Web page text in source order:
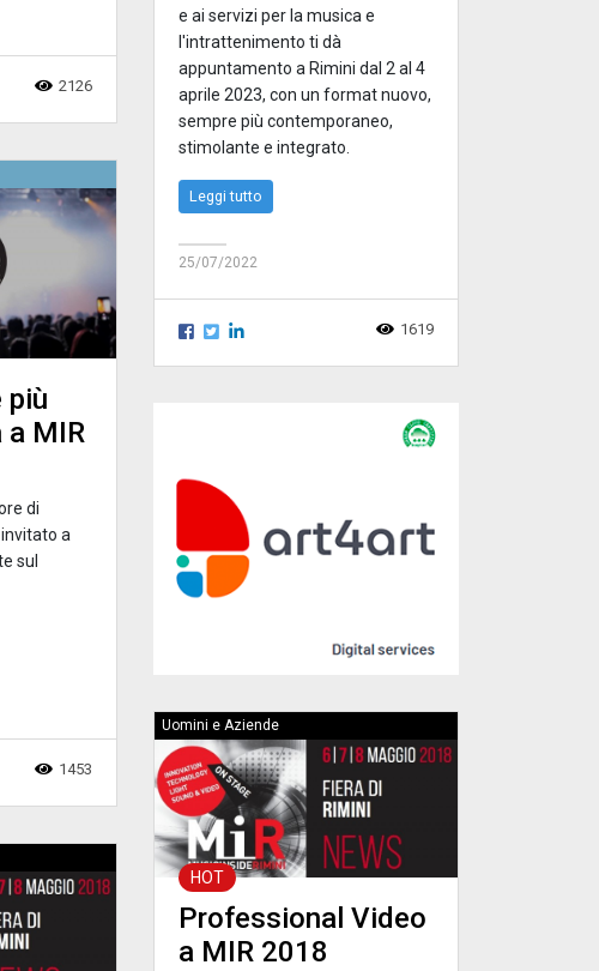
e ai servizi per la musica e
l'intrattenimento ti dà
appuntamento a Rimini dal 2 al 4
aprile 2023, con un format nuovo,
sempre più contemporaneo,
stimolante e integrato.
Leggi tutto
25/07/2022
1619
2126
più
MIR
di
a
sul
1453
Uomini e Aziende
HOT
Professional Video
a MIR 2018